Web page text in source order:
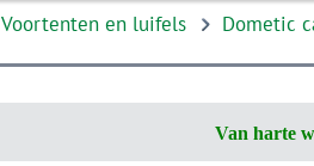
Voortenten en luifels Dometic
Van harte